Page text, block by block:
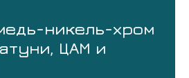
никель-хром
ЦАМ и